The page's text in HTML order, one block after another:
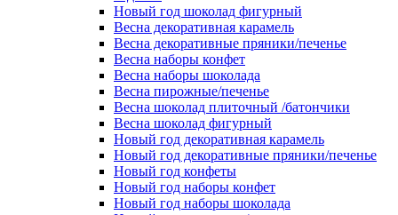
Новый год шоколад фигурный
Весна декоративная карамель
Весна декоративные пряники/печенье
Весна наборы конфет
Весна наборы шоколада
Весна пирожные/печенье
Весна шоколад плиточный /батончики
Весна шоколад фигурный
Новый год декоративная карамель
Новый год декоративные пряники/печенье
Новый год конфеты
Новый год наборы конфет
Новый год наборы шоколада